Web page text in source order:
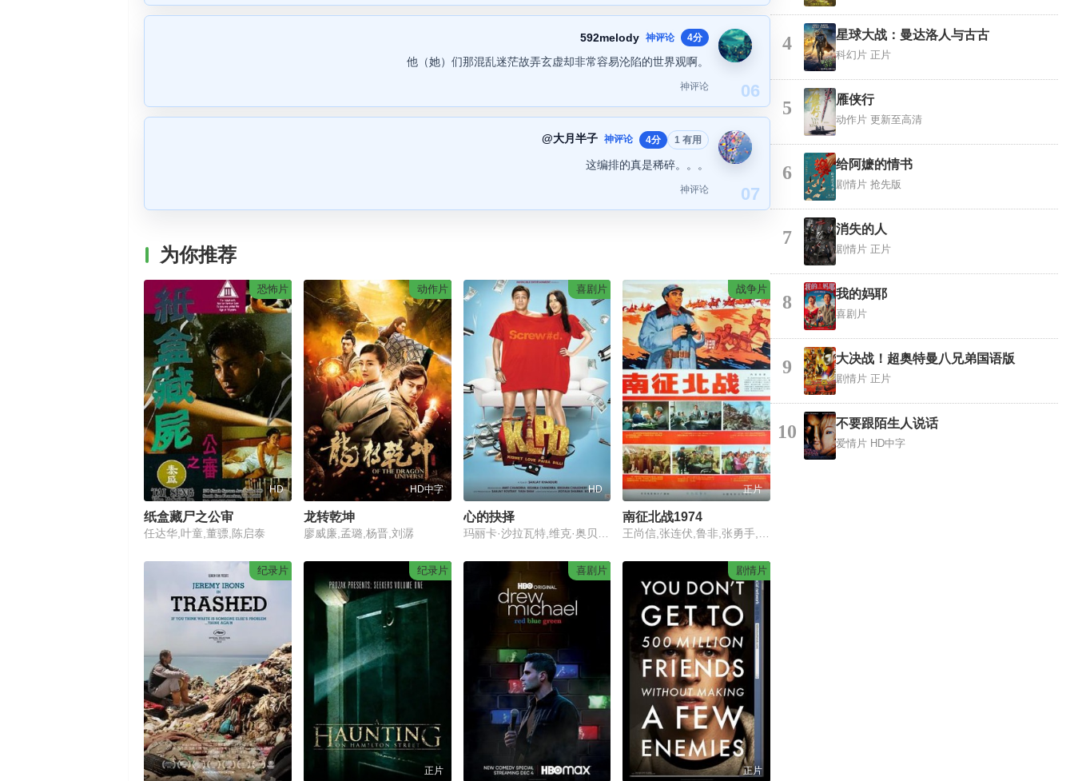
06
592melody 神评论 4分
他（她）们那混乱迷茫故弄玄虚却非常容易沦陷的世界观啊。
神评论
07
@大月半子 神评论 4分 1 有用
这编排的真是稀碎。。。
神评论
为你推荐
恐怖片
HD
纸盒藏尸之公审
任达华,叶童,董骠,陈启泰
动作片
HD中字
龙转乾坤
廖威廉,孟璐,杨晋,刘潺
喜剧片
HD
心的抉择
战争片
正片
南征北战1974
纪录片 纪录片
正片
喜剧片 剧情片
正片
4 星球大战：曼达洛人与古古
科幻片 正片
5 雁侠行
动作片 更新至高清
6 给阿嬷的情书
剧情片 抢先版
7 消失的人
剧情片 正片
8 我的妈耶
喜剧片
9 大决战！超奥特曼八兄弟国语版
剧情片 正片
10 不要跟陌生人说话
爱情片 HD中字